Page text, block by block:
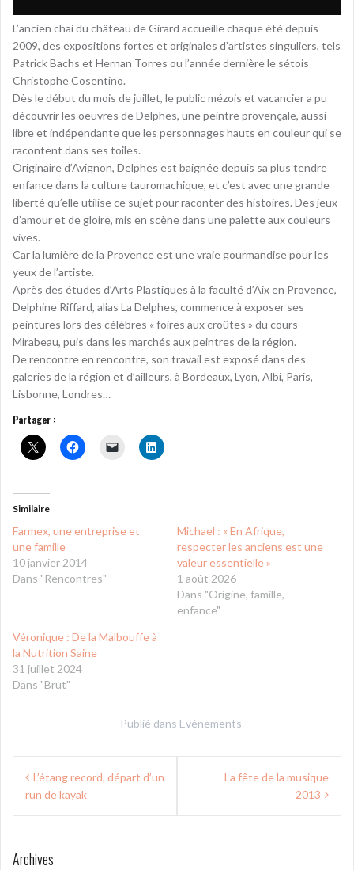
L’ancien chai du château de Girard accueille chaque été depuis
2009, des expositions fortes et originales d’artistes singuliers, tels
Patrick Bachs et Hernan Torres ou l’année dernière le sétois
Christophe Cosentino.
Dès le début du mois de juillet, le public mézois et vacancier a pu
découvrir les oeuvres de Delphes, une peintre provençale, aussi
libre et indépendante que les personnages hauts en couleur qui se
racontent dans ses toiles.
Originaire d’Avignon, Delphes est baignée depuis sa plus tendre
enfance dans la culture tauromachique, et c’est avec une grande
liberté qu’elle utilise ce sujet pour raconter des histoires. Des jeux
d’amour et de gloire, mis en scène dans une palette aux couleurs
vives.
Car la lumière de la Provence est une vraie gourmandise pour les
yeux de l’artiste.
Après des études d’Arts Plastiques à la faculté d’Aix en Provence,
Delphine Riffard, alias La Delphes, commence à exposer ses
peintures lors des célèbres « foires aux croûtes » du cours
Mirabeau, puis dans les marchés aux peintres de la région.
De rencontre en rencontre, son travail est exposé dans des
galeries de la région et d’ailleurs, à Bordeaux, Lyon, Albi, Paris,
Lisbonne, Londres…
Partager :
Similaire
Farmex, une entreprise et
une famille
10 janvier 2014
Dans "Rencontres"
Michael : « En Afrique,
respecter les anciens est une
valeur essentielle »
1 août 2026
Dans "Origine, famille,
enfance"
Véronique : De la Malbouffe à
la Nutrition Saine
31 juillet 2024
Dans "Brut"
Publié dans Evénements
Navigation
deL’étang record, départ d’un
run de kayak
La fête de la musique
2013
Archives